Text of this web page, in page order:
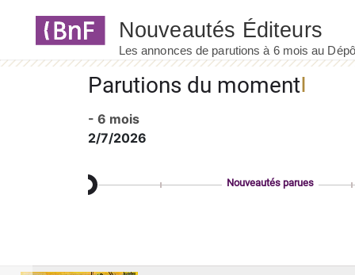
Parutions du moment
- 6 mois
2/7/2026
Nouveautés parues